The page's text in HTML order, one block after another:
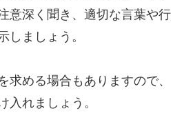
意深く聞き、適切な言葉や行
しましょう。
求める場合もありますので、
入れましょう。